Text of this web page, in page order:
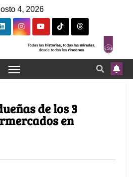
4, 2026
de los 3
en